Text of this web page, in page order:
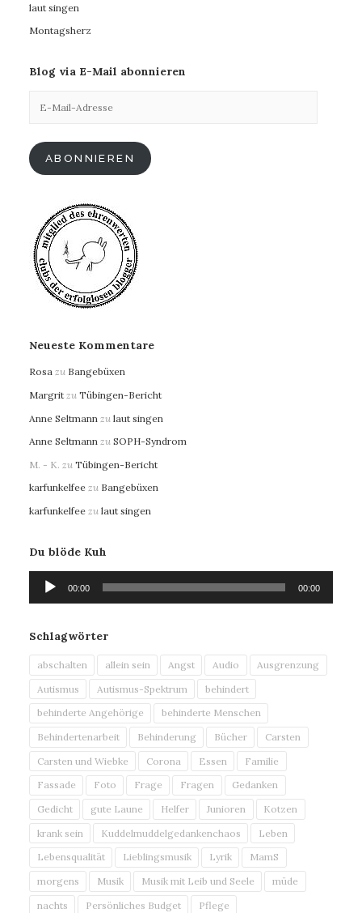
laut singen
Montagsherz
Blog via E-Mail abonnieren
Mail-
ABONNIEREN
Neueste Kommentare
Rosa zu Bangebüxen
Margrit zu Tübingen-Bericht
Anne Seltmann zu laut singen
Anne Seltmann zu SOPH-Syndrom
M. - K. zu Tübingen-Bericht
karfunkelfee zu Bangebüxen
karfunkelfee zu laut singen
Du blöde Kuh
Audio-
Player
00:00 00:00
Schlagwörter
abschalten allein sein Angst Audio
Ausgrenzung
Autismus
Autismus-Spektrum
behindert
behinderte Angehörige
behinderte Menschen
Behindertenarbeit
Behinderung Bücher
Carsten
Carsten und Wiebke
Corona Essen
Familie
Fassade
Foto Frage Fragen
Gedanken
Gedicht
gute Laune Helfer Junioren
Kotzen
krank sein
Kuddelmuddelgedankenchaos
Leben
Lebensqualität
Lieblingsmusik Lyrik
MamS
morgens
Musik Musik mit Leib und Seele
müde
nachts
Persönliches Budget Pflege